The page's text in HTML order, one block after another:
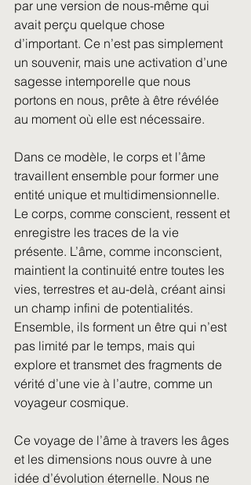
par une version de nous-même qui
avait perçu quelque chose
d’important. Ce n’est pas simplement
un souvenir, mais une activation d’une
sagesse intemporelle que nous
portons en nous, prête à être révélée
au moment où elle est nécessaire.
Dans ce modèle, le corps et l’âme
travaillent ensemble pour former une
entité unique et multidimensionnelle.
Le corps, comme conscient, ressent et
enregistre les traces de la vie
présente. L’âme, comme inconscient,
maintient la continuité entre toutes les
vies, terrestres et au-delà, créant ainsi
un champ infini de potentialités.
Ensemble, ils forment un être qui n’est
pas limité par le temps, mais qui
explore et transmet des fragments de
vérité d’une vie à l’autre, comme un
voyageur cosmique.
Ce voyage de l’âme à travers les âges
et les dimensions nous ouvre à une
idée d’évolution éternelle. Nous ne